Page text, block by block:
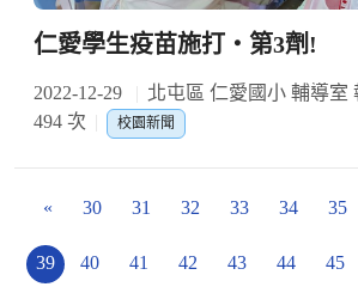
仁愛學生疫苗施打‧第3劑!
2022-12-29 北屯區 仁愛國小 輔導室
494 次
校園新聞
« 30 31 32 33 34 35
39 40 41 42 43 44 45